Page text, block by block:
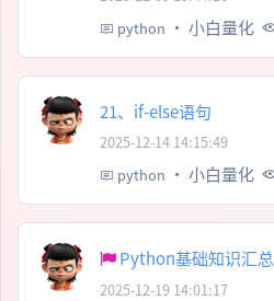
python · 小白量化
21、if-else语句
2025-12-14 14:15:49
python · 小白量化
Python基础知识汇总
2025-12-19 14:01:17